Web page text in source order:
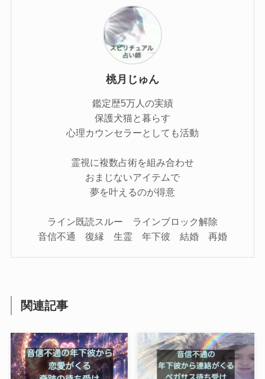
桃月じゅん
鑑定歴5万人の実績
保護犬猫と暮らす
心理カウンセラーとしても活動
霊視に複数占術を組み合わせ
おまじないアイテムで
夢を叶えるのが得意
ライン既読スルー ラインブロック解除
音信不通 復縁 生霊 年下彼 結婚 再婚
関連記事